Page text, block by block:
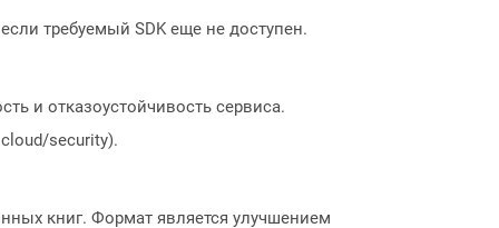
требуемый SDK еще не доступен.
и отказоустойчивость сервиса.
security).
книг. Формат является улучшением